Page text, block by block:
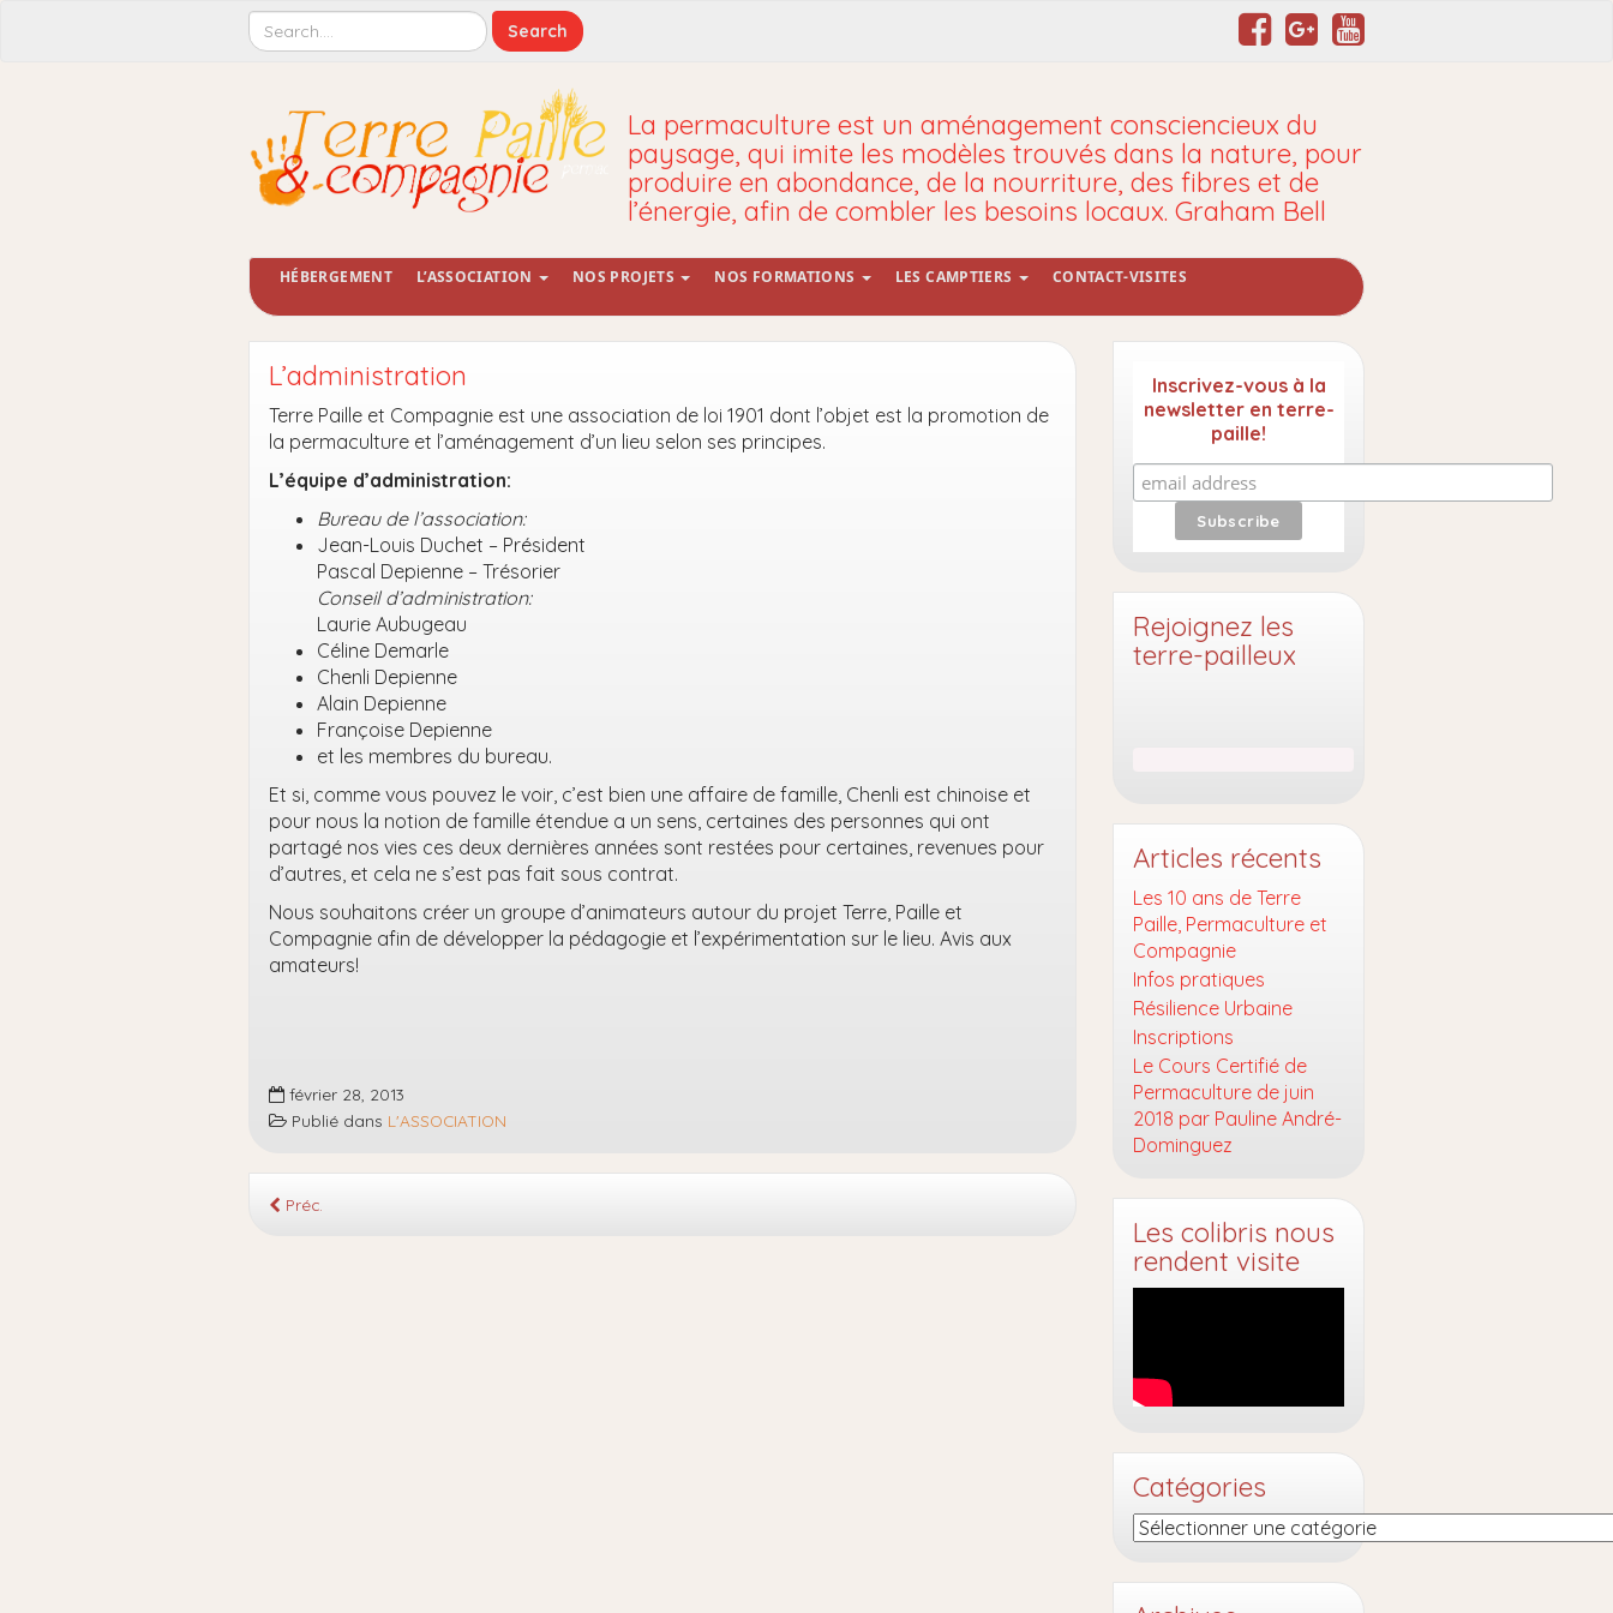
La permaculture est un aménagement consciencieux du
paysage, qui imite les modèles trouvés dans la nature, pour
produire en abondance, de la nourriture, des fibres et de
l’énergie, afin de combler les besoins locaux. Graham Bell
HÉBERGEMENT L’ASSOCIATION NOS PROJETS NOS FORMATIONS LES CAMPTIERS CONTACT-VISITES
L’administration
Terre Paille et Compagnie est une association de loi 1901 dont l’objet est la promotion de
la permaculture et l’aménagement d’un lieu selon ses principes.
L’équipe d’administration:
Bureau de l’association:
Jean-Louis Duchet – Président
Pascal Depienne – Trésorier
Conseil d’administration:
Laurie Aubugeau
Céline Demarle
Chenli Depienne
Alain Depienne
Françoise Depienne
et les membres du bureau.
Et si, comme vous pouvez le voir, c’est bien une affaire de famille, Chenli est chinoise et
pour nous la notion de famille étendue a un sens, certaines des personnes qui ont
partagé nos vies ces deux dernières années sont restées pour certaines, revenues pour
d’autres, et cela ne s’est pas fait sous contrat.
Nous souhaitons créer un groupe d’animateurs autour du projet Terre, Paille et
Compagnie afin de développer la pédagogie et l’expérimentation sur le lieu. Avis aux
amateurs!
février 28, 2013
Publié dans L'ASSOCIATION
Préc.
Inscrivez-vous à la
newsletter en terre-
paille!
Rejoignez les
terre-pailleux
Articles récents
Les 10 ans de Terre
Paille, Permaculture et
Compagnie
Infos pratiques
Résilience Urbaine
Inscriptions
Le Cours Certifié de
Permaculture de juin
2018 par Pauline André-
Dominguez
Les colibris nous
rendent visite
Catégories
Catégories